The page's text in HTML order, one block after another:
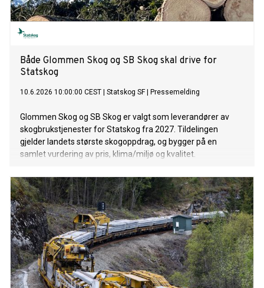
Både Glommen Skog og SB Skog skal drive for
Statskog
10.6.2026 10:00:00 CEST Statskog SF| Pressemelding
Glommen Skog og SB Skog er valgt som leverandører av
skogbrukstjenester for Statskog fra 2027. Tildelingen
gjelder landets største skogoppdrag, og bygger på en
samlet vurdering av pris, klima/miljø og kvalitet.